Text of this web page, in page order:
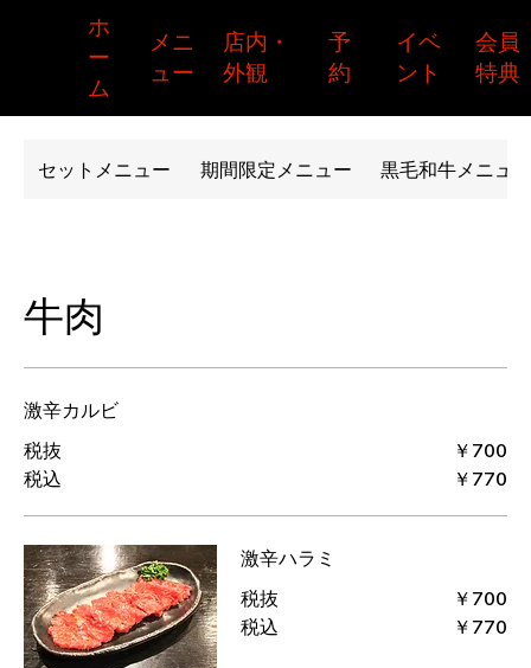
​ホ
ー
ム
​会員
特典
​メニ
ュー
​店内・
外観
​イベ
ント
​予
約
セットメニュー 期間限定メニュー 黒毛和牛メニュ
牛肉
激辛カルビ
税抜
￥700
税込
￥770
激辛ハラミ
税抜
￥700
税込
￥770